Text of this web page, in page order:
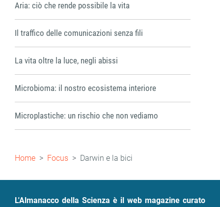
Aria: ciò che rende possibile la vita
Il traffico delle comunicazioni senza fili
La vita oltre la luce, negli abissi
Microbioma: il nostro ecosistema interiore
Microplastiche: un rischio che non vediamo
Briciole
Home Focus Darwin e la bici
L'Almanacco della Scienza è il web magazine curato